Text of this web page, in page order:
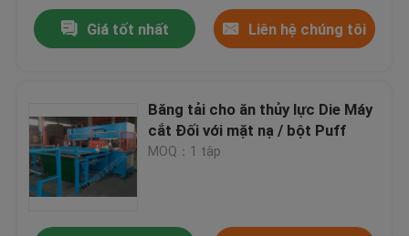
Máy cắt thủy lực
Máy ép thủy lực báo chí
Máy cắt cánh tay thủy lực
Giá tốt nhất Liên hệ chúng tôi
Băng tải cho ăn thủy lực Die Máy
cắt Đối với mặt nạ / bột Puff
MOQ：1 tập